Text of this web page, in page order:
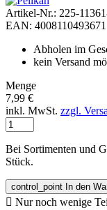
Artikel-Nr.: 225-
EAN: 4008110493671
Abholen im
kein Versand
Menge
7,99 €
inkl. MwSt. zzgl.
Bei Sortimenten und
Stück.
control_point In den
 Nur noch wenige